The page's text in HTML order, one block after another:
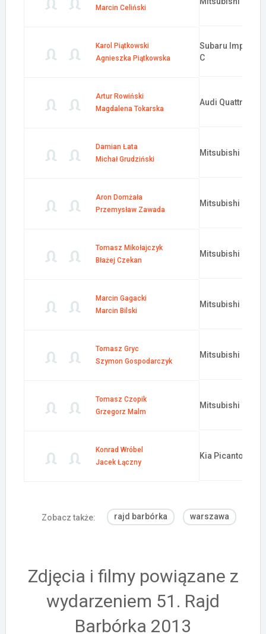
Marcin Celiński
Karol Piątkowski
Agnieszka Piątkowska
Subaru Impreza
C
Artur Rowiński
Magdalena Tokarska
Audi Quattro A1
Damian Łata
Michał Grudziński
Mitsubishi
Aron Domżała
Przemysław Zawada
Mitsubishi
Tomasz Mikołajczyk
Błażej Czekan
Mitsubishi
Marcin Gagacki
Marcin Bilski
Mitsubishi
Tomasz Gryc
Szymon Gospodarczyk
Mitsubishi
Tomasz Czopik
Grzegorz Malm
Mitsubishi
Konrad Wróbel
Jacek Łączny
Kia Picanto
Zobacz także: rajd barbórka warszawa
Zdjęcia i filmy powiązane z
wydarzeniem 51. Rajd
Barbórka 2013